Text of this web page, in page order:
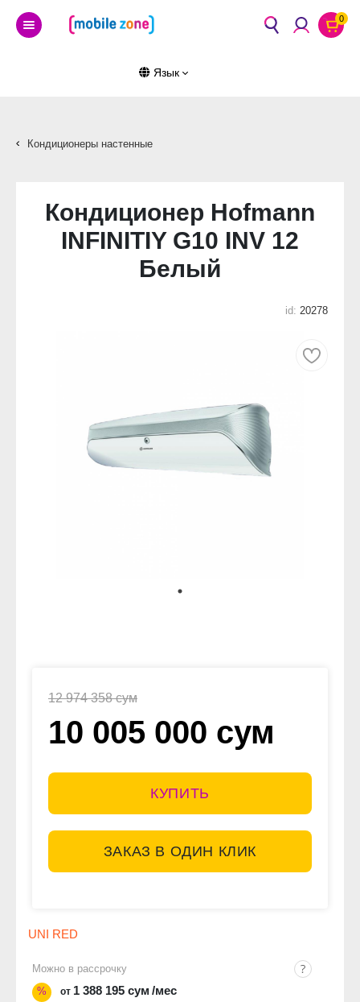
0
Язык
Кондиционеры настенные
Кондиционер Hofmann
INFINITIY G10 INV 12
Белый
id: 20278
12 974 358 сум
10 005 000 сум
КУПИТЬ
ЗАКАЗ В ОДИН КЛИК
UNI RED
Можно в рассрочку
%
от 1 388 195 сум /мес